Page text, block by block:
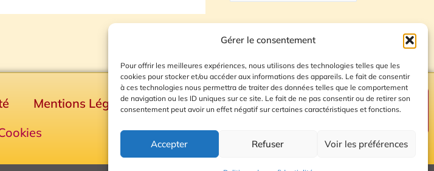
Gérer le consentement
Pour offrir les meilleures expériences, nous utilisons des technologies telles que les
cookies pour stocker et/ou accéder aux informations des appareils. Le fait de consentir
à ces technologies nous permettra de traiter des données telles que le comportement
de navigation ou les ID uniques sur ce site. Le fait de ne pas consentir ou de retirer son
consentement peut avoir un effet négatif sur certaines caractéristiques et fonctions.
Accepter Refuser Voir les préférences
Mentions Légales
Plan du site